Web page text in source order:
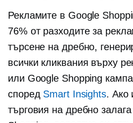
Рекламите в Google
76% от разходите за
търсене на дребно,
всички кликвания върху
или Google Shopping
според Smart Insights. Ако
търговия на дребно